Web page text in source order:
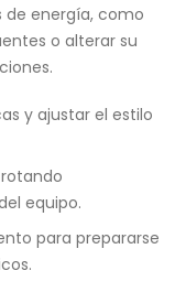
de energía, como
o alterar su
y ajustar el estilo
equipo.
para prepararse